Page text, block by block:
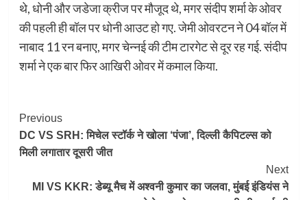
थे, धोनी और जडेजा क्रीज पर मौजूद थे, मगर संदीप शर्मा के ओवर
की पहली ही बॉल पर धोनी आउट हो गए. जेमी ओवरटन ने 04 बॉल में
नाबाद 11 रन बनाए, मगर चेन्नई की टीम टारगेट से दूर रह गई. संदीप
शर्मा ने एक बार फिर आखिरी ओवर में कमाल किया.
Post
Navigation
Previous
DC VS SRH: मिचेल स्टॉर्क ने खोला ‘पंजा’, दिल्ली कैपिटल्स को
मिली लगातार दूसरी जीत
Next
MI VS KKR: डेब्यू मैच में अश्वनी कुमार का जलवा, मुंबई इंडियंस ने